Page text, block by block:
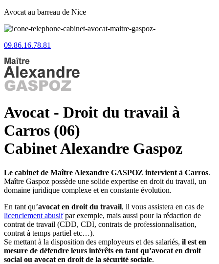
Avocat au barreau de Nice
09.86.16.78.81
Avocat - Droit du travail à
Carros (06)
Cabinet Alexandre Gaspoz
Le cabinet de Maître Alexandre GASPOZ intervient à Carros.
Maître Gaspoz possède une solide expertise en droit du travail, un
domaine juridique complexe et en constante évolution.
En tant qu’avocat en droit du travail, il vous assistera en cas de
licenciement abusifpar exemple, mais aussi pour la rédaction de
contrat de travail (CDD, CDI, contrats de professionnalisation,
contrat à temps partiel etc…).
Se mettant à la disposition des employeurs et des salariés, il est en
mesure de défendre leurs intérêts en tant qu’avocat en droit
social ou avocat en droit de la sécurité sociale.